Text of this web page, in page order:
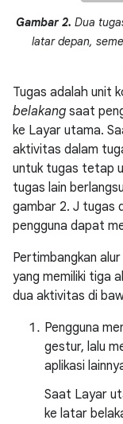
Gambar 2. Dua
latar depan,
Tugas adalah unit
belakang saat
ke Layar utama.
aktivitas dalam
untuk tugas tetap
tugas lain
gambar 2. J tugas
pengguna dapat
Pertimbangkan
yang memiliki tiga
dua aktivitas di
Pengguna
gestur, lalu
aplikasi
Saat Layar
ke latar